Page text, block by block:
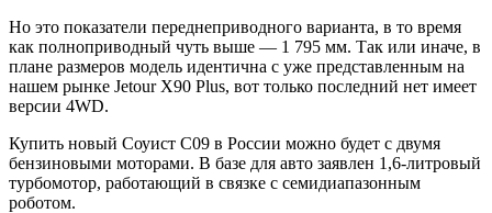
Но это показатели переднеприводного варианта, в то время
как полноприводный чуть выше — 1 795 мм. Так или иначе, в
плане размеров модель идентична с уже представленным на
нашем рынке Jetour X90 Plus, вот только последний нет имеет
версии 4WD.
Купить новый Соуист С09 в России можно будет с двумя
бензиновыми моторами. В базе для авто заявлен 1,6-литровый
турбомотор, работающий в связке с семидиапазонным
роботом.